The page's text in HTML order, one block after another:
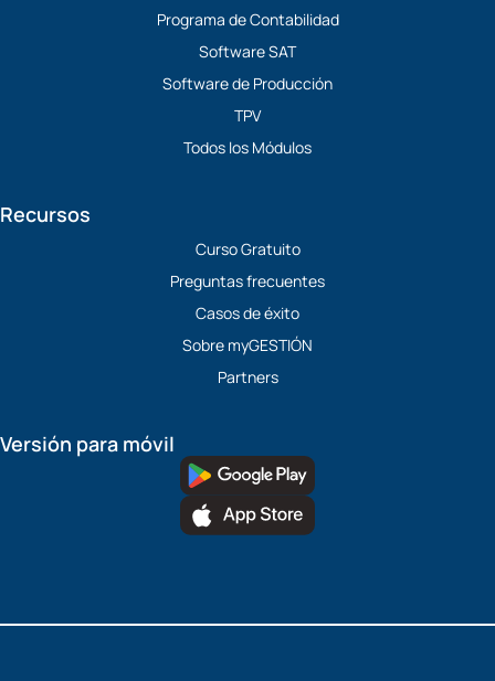
Programa de Contabilidad
Software SAT
Software de Producción
TPV
Todos los Módulos
Recursos
Curso Gratuito
Preguntas frecuentes
Casos de éxito
Sobre myGESTIÓN
Partners
Versión para móvil